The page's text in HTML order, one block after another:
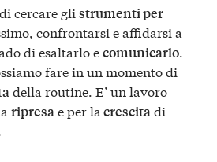
cercare glistrumenti per
confrontarsi e affidarsi a
di esaltarlo ecomunicarlo.
fare in un momento di
della routine. E’ un lavoro
ripresae per la crescitadi